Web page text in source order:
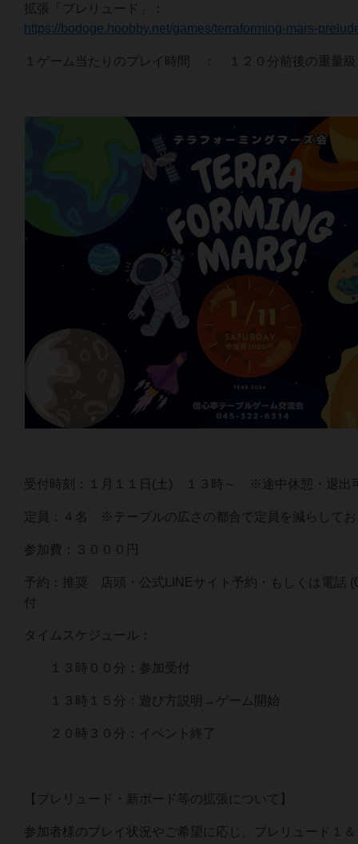
拡張「プレリュード」：
https://bodoge.hoobby.net/games/terraforming-mars-
１ゲーム当たりのプレイ時間 ： １２０分前後の重量級
受付時刻：１月１１日(土) １３時～ ※途中休憩・退出
定員：４名 ※テーブルの広さの都合で定員を減らしてお
参加費：３０００円
予約：推奨 店頭・公式LINEサイト予約・もしくは電話
付
タイムスケジュール：
１３時００分：参加受付
１３時１５分：遊び方説明→ゲーム開始
２０時３０分：イベント終了
【プレリュード・新ボード等の拡張について】
参加者様のプレイ状況やご希望に応じ、プレリュード１